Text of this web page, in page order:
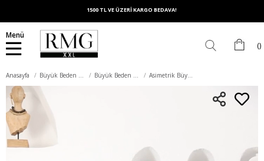
1500 TL VE ÜZERİ KARGO BEDAVA!
Menü
Anasayfa Büyük Beden Elbise Büyük Beden Abiye Elbise Asimetrik Büyük Beden Taş Aksesuarlı Siyah Abiye Elbise